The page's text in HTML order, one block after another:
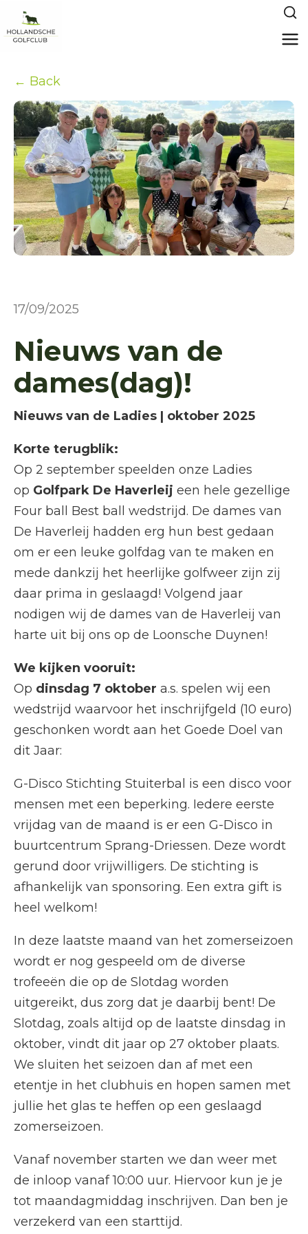
← Back
17/09/2025
Nieuws van de
dames(dag)!
Nieuws van de Ladies | oktober 2025
Korte terugblik:
Op 2 september speelden onze Ladies
op Golfpark De Haverleij een hele gezellige
Four ball Best ball wedstrijd. De dames van
De Haverleij hadden erg hun best gedaan
om er een leuke golfdag van te maken en
mede dankzij het heerlijke golfweer zijn zij
daar prima in geslaagd! Volgend jaar
nodigen wij de dames van de Haverleij van
harte uit bij ons op de Loonsche Duynen!
We kijken vooruit:
Op dinsdag 7 oktober a.s. spelen wij een
wedstrijd waarvoor het inschrijfgeld (10 euro)
geschonken wordt aan het Goede Doel van
dit Jaar:
G-Disco Stichting Stuiterbal is een disco voor
mensen met een beperking. Iedere eerste
vrijdag van de maand is er een G-Disco in
buurtcentrum Sprang-Driessen. Deze wordt
gerund door vrijwilligers. De stichting is
afhankelijk van sponsoring. Een extra gift is
heel welkom!
In deze laatste maand van het zomerseizoen
wordt er nog gespeeld om de diverse
trofeeën die op de Slotdag worden
uitgereikt, dus zorg dat je daarbij bent! De
Slotdag, zoals altijd op de laatste dinsdag in
oktober, vindt dit jaar op 27 oktober plaats.
We sluiten het seizoen dan af met een
etentje in het clubhuis en hopen samen met
jullie het glas te heffen op een geslaagd
zomerseizoen.
Vanaf november starten we dan weer met
de inloop vanaf 10:00 uur. Hiervoor kun je je
tot maandagmiddag inschrijven. Dan ben je
verzekerd van een starttijd.